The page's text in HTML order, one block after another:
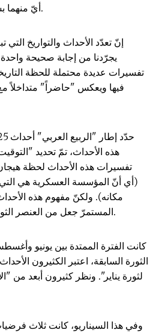
أيّ منهما بشكل مستقلّ عن الآخر.
إنّ تعدّد الأحداث والتواريخ
يجرّدنا من إجابة صحيحة واحدة
تفسيرات عديدة محتملة للحظة
فيها ويعكس "حاضراً" متداخلاً
هذه الأحداث، تمّ تحديد
تفسيرات هذه الأحداث لحظة
(أي أنّ المؤسسة العسكرية هي
مكانه). ولكنّ مفهوم هذه
المستمرّ جعل من العنصر الثوري أكثر رجحاناً وحيوية.
كانت الفترة الممتدة بين يونيو
الثورة السابقة، اعتبر الكثيرون
لثورة يناير". ونظر كثيرون أبعد من
وفي هذا السيناريو، كانت ثلاث